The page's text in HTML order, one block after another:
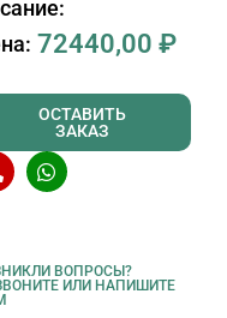
72440,00 ₽
ОСТАВИТЬ
ЗАКАЗ
ВОПРОСЫ?
ИЛИ НАПИШИТЕ